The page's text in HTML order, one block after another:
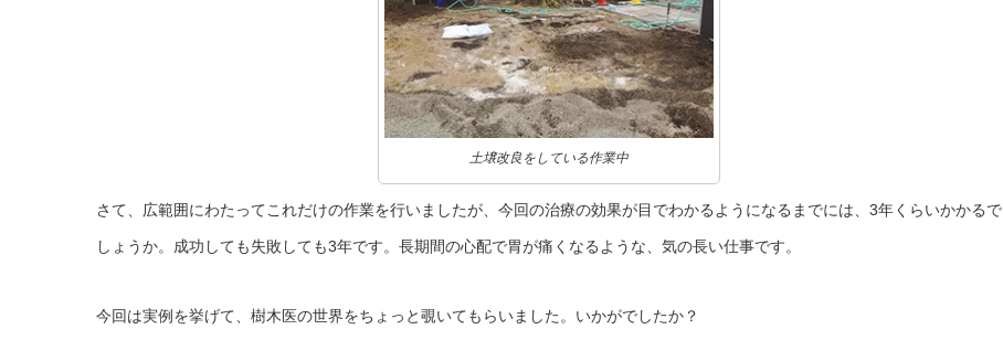
土壌改良をしている作業中
さて、広範囲にわたってこれだけの作業を行いましたが、今回の治療の効果が目でわかるようになるまでには、3年くらいかかるで
しょうか。成功しても失敗しても3年です。長期間の心配で胃が痛くなるような、気の長い仕事です。
今回は実例を挙げて、樹木医の世界をちょっと覗いてもらいました。いかがでしたか？